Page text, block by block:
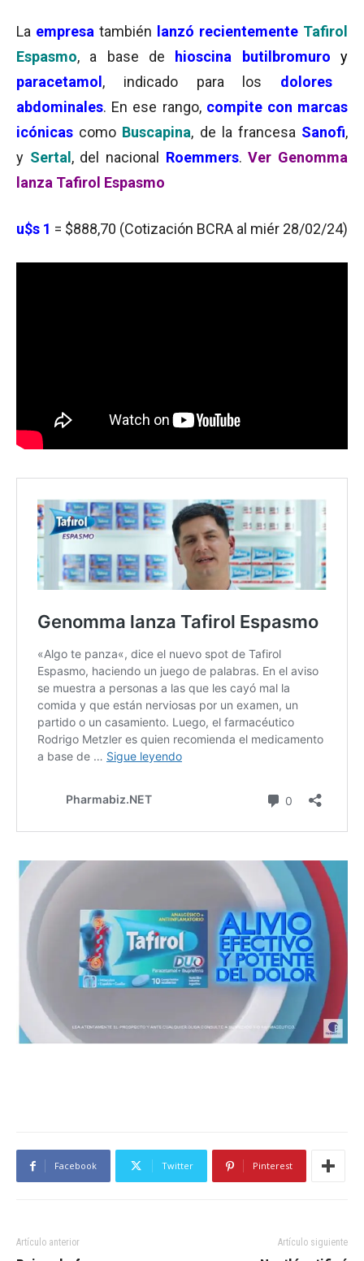
La empresa también lanzó recientemente Tafirol
Espasmo, a base de hioscina butilbromuroy
paracetamol , indicado para los dolores
abdominales. En ese rango, compite con marcas
icónicas como Buscapina, de la francesa Sanofi,
y Sertal , del nacional Roemmers.Ver Genomma
lanza Tafirol Espasmo
u$s 1 = $888,70 (Cotización BCRA al miér 28/02/24)
Facebook Twitter Pinterest
Artículo anterior Artículo siguiente